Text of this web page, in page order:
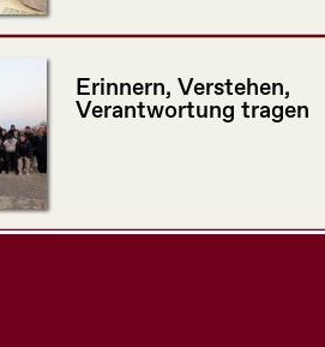
Erinnern, Verstehen,
Verantwortung tragen